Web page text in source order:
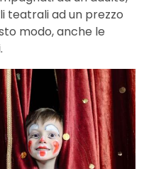
teatrali ad un prezzo
modo, anche le